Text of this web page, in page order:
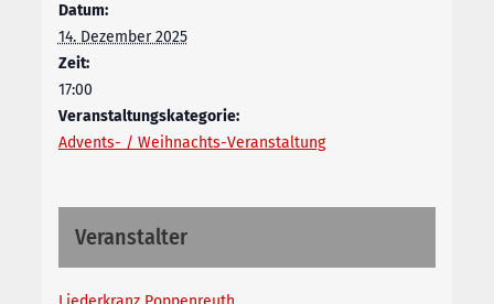
Datum:
14. Dezember 2025
Zeit:
17:00
Veranstaltungskategorie:
Advents- / Weihnachts-Veranstaltung
Veranstalter